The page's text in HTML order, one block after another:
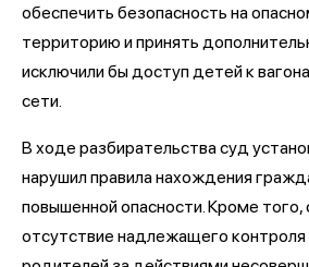
обеспечить безопасность на
территорию и принять
исключили бы доступ детей к
сети.
В ходе разбирательства суд
нарушил правила нахождения
повышенной опасности. Кроме того,
отсутствие надлежащего